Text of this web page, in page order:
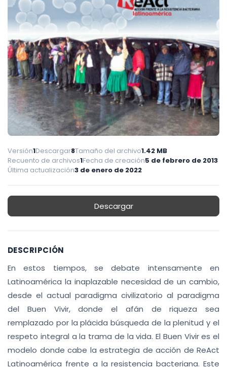
Versión1Descargar8Tamaño del archivo1.42 MB
Recuento de archivos1Fecha de creación5 de febrero de 2013
Última actualización3 de enero de 2022
Descargar
DESCRIPCIÓN
En estos tiempos, se debate intensamente en
Latinoamérica la inaplazable necesidad de un cambio,
desde el actual paradigma civilizatorio al paradigma
del Buen Vivir, donde el afán de riqueza sea
remplazado por la plácida búsqueda de la plenitud y el
respeto integral a la trama de la vida. El Buen Vivir es el
modelo donde cabe la estrategia de acción de ReAct
Latinoamérica frente a la resistencia bacteriana. Este